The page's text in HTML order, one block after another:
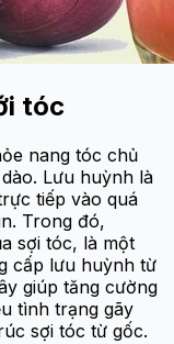
tóc
nang tóc chủ
Lưu huỳnh là
tiếp vào quá
Trong đó,
sợi tóc, là một
cấp lưu huỳnh từ
giúp tăng cường
tình trạng gãy
sợi tóc từ gốc.